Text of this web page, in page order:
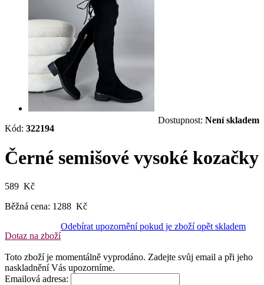
Kód: 322194
Dostupnost: Není skladem
Černé semišové vysoké kozačky
589 Kč
Běžná cena: 1288 Kč
Dotaz na zboží
Odebírat upozornění pokud je zboží opět skladem
Toto zboží je momentálně vyprodáno. Zadejte svůj email a při jeho
naskladnění Vás upozorníme.
Emailová adresa: